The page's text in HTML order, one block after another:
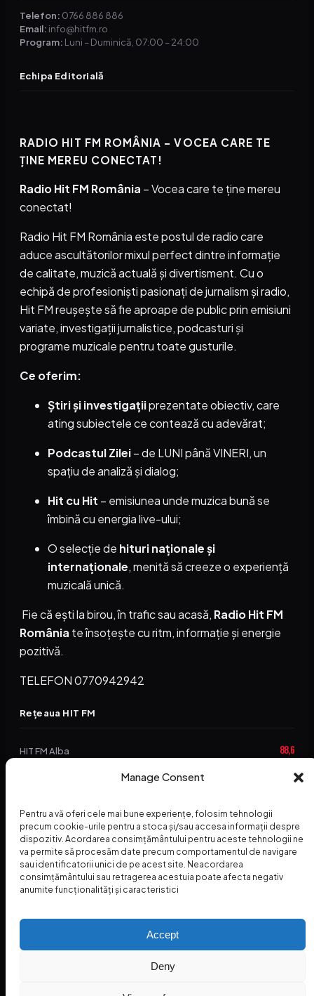
Manage Consent
Pentru a vă oferi cele mai bune experiențe, folosim tehnologii
precum cookie-urile pentru a stoca și/sau accesa informații despre
dispozitiv. Acordarea consimțământului pentru aceste tehnologii ne
va permite să procesăm date precum comportamentul de navigare
sau identificatorii unici de pe acest site. Neacordarea
consimțământului sau retragerea acestuia poate afecta negativ
anumite funcționalități și caracteristici
Accept
Deny
Telefon: 0766 886 886
Email: info@hitfm.ro
Program: Luni – Duminică, 07:00 – 24:00
Echipa Editorială
RADIO HIT FM ROMÂNIA – VOCEA CARE TE
ȚINE MEREU CONECTAT!
Radio Hit FM România – Vocea care te ține mereu
conectat!
Radio Hit FM România este postul de radio care
aduce ascultătorilor mixul perfect dintre informație
de calitate, muzică actuală și divertisment. Cu o
echipă de profesioniști pasionați de jurnalism și radio,
Hit FM reușește să fie aproape de public prin emisiuni
variate, investigații jurnalistice, podcasturi și
programe muzicale pentru toate gusturile.
Ce oferim:
Știri și investigațiiprezentate obiectiv, care
ating subiectele ce contează cu adevărat;
Podcastul Zilei– de LUNI până VINERI, un
spațiu de analiză și dialog;
Hit cu Hit – emisiunea unde muzica bună se
îmbină cu energia live-ului;
O selecție de hituri naționale și
internaționale, menită să creeze o experiență
muzicală unică.
Fie că ești la birou, în trafic sau acasă, Radio Hit FM
România te însoțește cu ritm, informație și energie
pozitivă.
TELEFON 0770942942
Rețeaua HIT FM
HIT FM Alba 88,6
94,2
HIT FM Abrud 94,3
HIT FM Horezu 95,1
HIT FM Nehoiu 88,2
© 2026 Radio Hit FM — SC HITFM GROUP SRL